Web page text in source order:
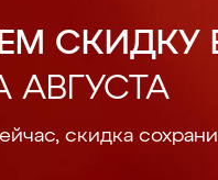
СКИДКУ
скидка